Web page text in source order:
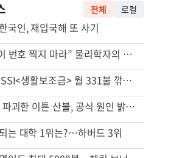
전체 로컬
국인, 재입국해 또 사기
“로또, 이 번호 찍지 마라” 물리학자의 당첨금 높이는 비밀
40만명 SSI<생활보조금> 월 331불 깎이나
9000채 파괴한 이튼 산불, 공식 원인 밝혀졌다
는 대학 1위는?…하버드 3위